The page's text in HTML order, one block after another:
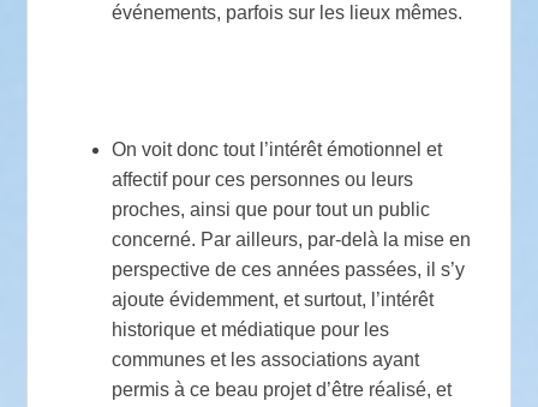
événements, parfois sur les lieux mêmes.
On voit donc tout l’intérêt émotionnel et
affectif pour ces personnes ou leurs
proches, ainsi que pour tout un public
concerné. Par ailleurs, par-delà la mise en
perspective de ces années passées, il s’y
ajoute évidemment, et surtout, l’intérêt
historique et médiatique pour les
communes et les associations ayant
permis à ce beau projet d’être réalisé, et